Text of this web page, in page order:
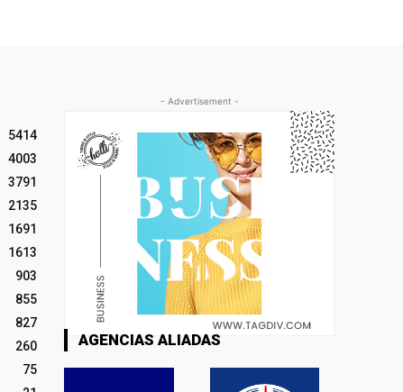
5414
4003
3791
2135
1691
1613
903
855
827
260
75
- Advertisement -
AGENCIAS ALIADAS